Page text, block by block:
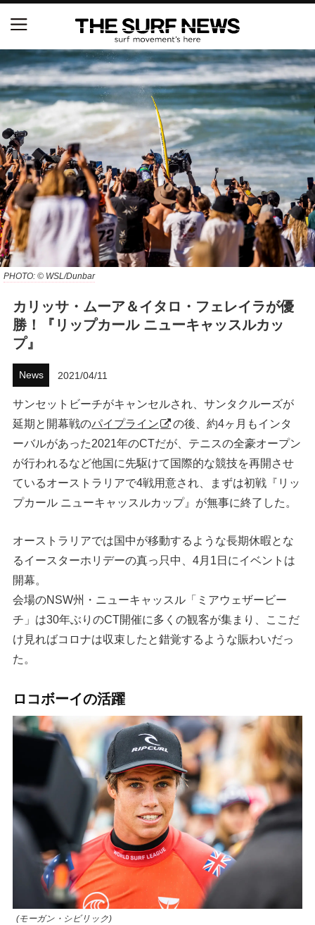
PHOTO: © WSL/Dunbar
カリッサ・ムーア＆イタロ・フェレイラが優
勝！『リップカール ニューキャッスルカッ
プ』
News 2021/04/11
サンセットビーチがキャンセルされ、サンタクルーズが
延期と開幕戦のパイプライン
の後、約4ヶ月もインタ
ーバルがあった2021年のCTだが、テニスの全豪オープン
が行われるなど他国に先駆けて国際的な競技を再開させ
ているオーストラリアで4戦用意され、まずは初戦『リッ
プカール ニューキャッスルカップ』が無事に終了した。
オーストラリアでは国中が移動するような長期休暇とな
るイースターホリデーの真っ只中、4月1日にイベントは
開幕。
会場のNSW州・ニューキャッスル「ミアウェザービー
チ」は30年ぶりのCT開催に多くの観客が集まり、ここだ
け見ればコロナは収束したと錯覚するような賑わいだっ
た。
ロコボーイの活躍
(モーガン・シビリック)
NSAと茅ヶ崎市が包括連携協定を締結 自治体との
協定は全国初、サーフィンを軸に地域活性化へ
【五十嵐カノア独占インタビュー】旧友レオ、ジャ
ックとの豪華プライベートセッション
S.ONE ショート＆ロング開幕戦・現地リポート（高
橋みなと）
ニュース
製品情報
特集
試合
ホリデースタイル
ウェストジャパン
イベント・リリース